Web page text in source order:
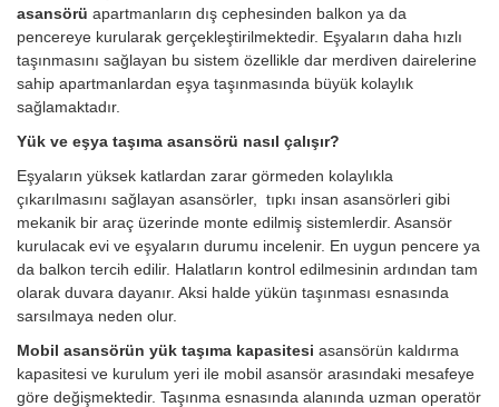
asansörü apartmanların dış cephesinden balkon ya da
pencereye kurularak gerçekleştirilmektedir. Eşyaların daha hızlı
taşınmasını sağlayan bu sistem özellikle dar merdiven dairelerine
sahip apartmanlardan eşya taşınmasında büyük kolaylık
sağlamaktadır.
Yük ve eşya taşıma asansörü nasıl çalışır?
Eşyaların yüksek katlardan zarar görmeden kolaylıkla
çıkarılmasını sağlayan asansörler, tıpkı insan asansörleri gibi
mekanik bir araç üzerinde monte edilmiş sistemlerdir. Asansör
kurulacak evi ve eşyaların durumu incelenir. En uygun pencere ya
da balkon tercih edilir. Halatların kontrol edilmesinin ardından tam
olarak duvara dayanır. Aksi halde yükün taşınması esnasında
sarsılmaya neden olur.
Mobil asansörün yük taşıma kapasitesi asansörün kaldırma
kapasitesi ve kurulum yeri ile mobil asansör arasındaki mesafeye
göre değişmektedir. Taşınma esnasında alanında uzman operatör